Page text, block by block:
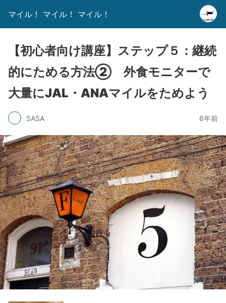
マイル！ マイル！ マイル！
【初心者向け講座】ステップ５：継続
的にためる方法② 外食モニターで
大量にJAL・ANAマイルをためよう
SASA 6年前